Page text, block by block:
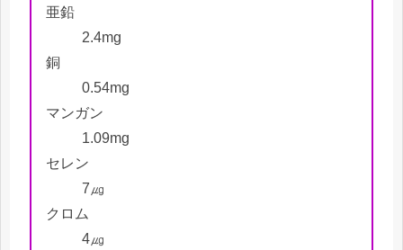
亜鉛
2.4mg
銅
0.54mg
マンガン
1.09mg
セレン
7㎍
クロム
4㎍